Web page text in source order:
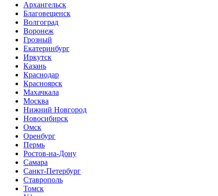
Архангельск
Благовещенск
Волгоград
Воронеж
Грозный
Екатеринбург
Иркутск
Казань
Краснодар
Красноярск
Махачкала
Москва
Нижний Новгород
Новосибирск
Омск
Оренбург
Пермь
Ростов-на-Дону
Самара
Санкт-Петербург
Ставрополь
Томск